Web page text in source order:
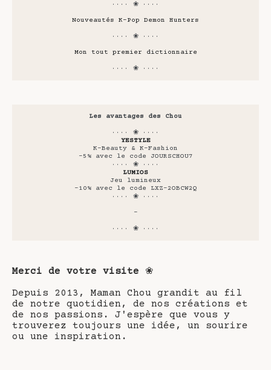
···· ❀ ····
Nouveautés K-Pop Demon Hunters
···· ❀ ····
Mon tout premier dictionnaire
···· ❀ ····
Les avantages des Chou
···· ❀ ····
YESTYLE
K-Beauty & K-Fashion
-5% avec le code JOURSCHOU7
···· ❀ ····
LUMIOS
Jeu lumineux
-10% avec le code LXZ-2OBCW2Q
···· ❀ ····
-
···· ❀ ····
Merci de votre visite ❀
Depuis 2013, Maman Chou grandit au fil
de notre quotidien, de nos créations et
de nos passions. J'espère que vous y
trouverez toujours une idée, un sourire
ou une inspiration.